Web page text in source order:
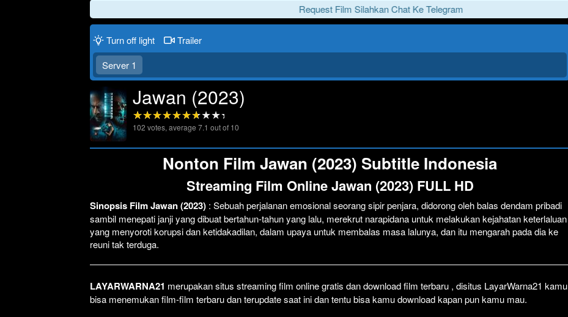
Request Film Silahkan Chat Ke Telegram
Lewati >>>
Click To Play
Turn off light
Trailer
Server 1
Jawan (2023)
102 votes, average 7.1 out of 10
Nonton Film Jawan (2023) Subtitle Indonesia
Streaming Film Online Jawan (2023) FULL HD
Sinopsis Film Jawan (2023) : Sebuah perjalanan emosional seorang sipir penjara, didorong oleh balas dendam pribadi
sambil menepati janji yang dibuat bertahun-tahun yang lalu, merekrut narapidana untuk melakukan kejahatan keterlaluan
yang menyoroti korupsi dan ketidakadilan, dalam upaya untuk membalas masa lalunya, dan itu mengarah pada dia ke
reuni tak terduga.
LAYARWARNA21 merupakan situs streaming film online gratis dan download film terbaru , disitus LayarWarna21 kamu
bisa menemukan film-film terbaru dan terupdate saat ini dan tentu bisa kamu download kapan pun kamu mau.